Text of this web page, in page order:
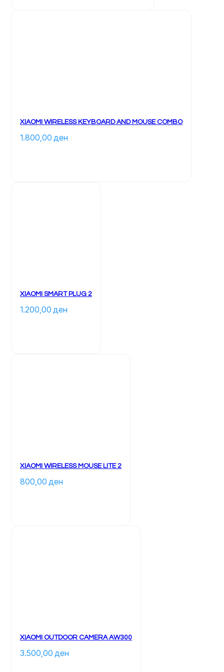
XIAOMI WIRELESS KEYBOARD AND MOUSE COMBO
1.800,00 ден
XIAOMI SMART PLUG 2
1.200,00 ден
XIAOMI WIRELESS MOUSE LITE 2
800,00 ден
XIAOMI OUTDOOR CAMERA AW300
3.500,00 ден